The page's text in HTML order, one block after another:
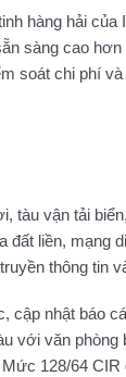
hàng hải
sàng cao
soát chi phí
tàu vận tải
liền, mạng
thông tin
cập nhật báo
với văn
128/64 CIR